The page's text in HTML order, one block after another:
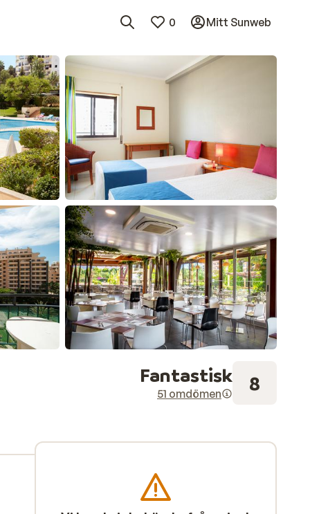
0 Mitt Sunweb
Fantastisk
51 omdömen 8